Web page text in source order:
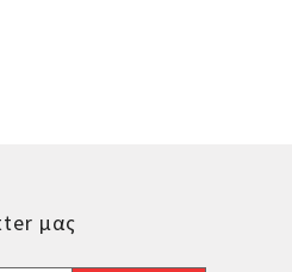
μας